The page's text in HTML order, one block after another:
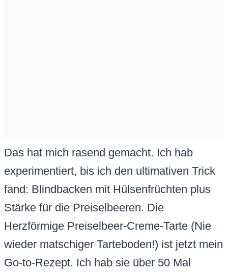
Das hat mich rasend gemacht. Ich hab
experimentiert, bis ich den ultimativen Trick
fand: Blindbacken mit Hülsenfrüchten plus
Stärke für die Preiselbeeren. Die
Herzförmige Preiselbeer-Creme-Tarte (Nie
wieder matschiger Tarteboden!) ist jetzt mein
Go-to-Rezept. Ich hab sie über 50 Mal